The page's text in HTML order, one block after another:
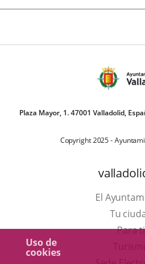
Uso de
cookies
Plaza Mayor, 1. 47001 Valladolid,
Copyright 2025 -
El
Tu
Para ti